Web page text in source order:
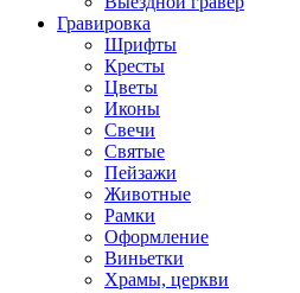
Гравировка
Шрифты
Кресты
Цветы
Иконы
Свечи
Святые
Пейзажи
Животные
Рамки
Оформление
Виньетки
Храмы, церкви